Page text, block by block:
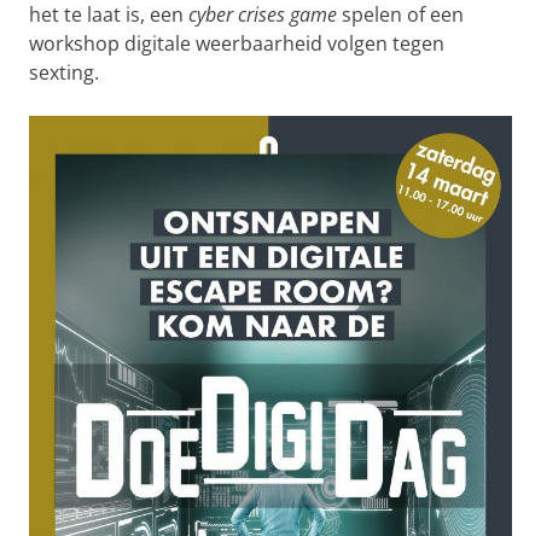
het te laat is, een cyber crises gamespelen of een
workshop digitale weerbaarheid volgen tegen
sexting.